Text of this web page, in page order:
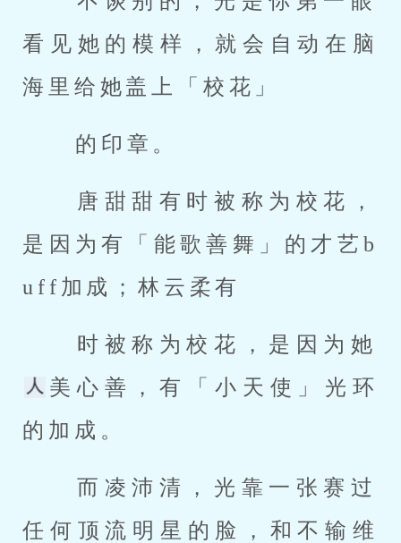
看见她的模样，就会自动在脑
海里给她盖上「校花」
的印章。
是因为有「能歌善舞」的才艺b
uff加成；林云柔有
时被称为校花，是因为她
美心善，有「小天使」光环
的加成。
任何顶流明星的脸，和不输维